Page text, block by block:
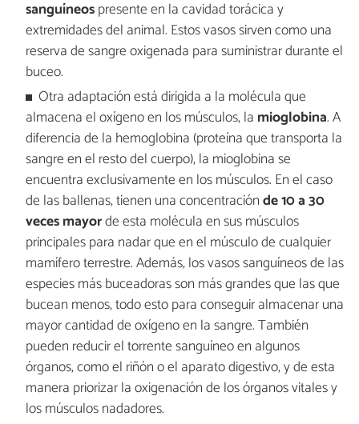
sanguíneospresente en la cavidad torácica y
extremidades del animal. Estos vasos sirven como una
reserva de sangre oxigenada para suministrar durante el
buceo.
Otra adaptación está dirigida a la molécula que
almacena el oxígeno en los músculos, la mioglobina. A
diferencia de la hemoglobina (proteína que transporta la
sangre en el resto del cuerpo), la mioglobina se
encuentra exclusivamente en los músculos. En el caso
de las ballenas, tienen una concentraciónde 10 a 30
veces mayorde esta molécula en sus músculos
principales para nadar que en el músculo de cualquier
mamífero terrestre. Además, los vasos sanguíneos de las
especies más buceadoras son más grandes que las que
bucean menos, todo esto para conseguir almacenar una
mayor cantidad de oxígeno en la sangre. También
pueden reducir el torrente sanguíneo en algunos
órganos, como el riñón o el aparato digestivo, y de esta
manera priorizar la oxigenación de los órganos vitales y
los músculos nadadores.